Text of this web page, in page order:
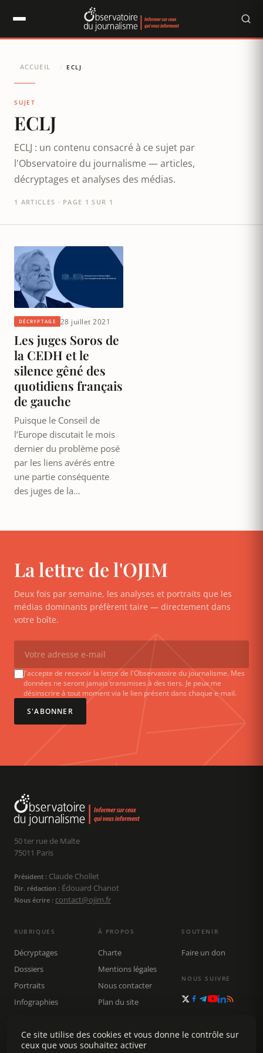
ACCUEIL / ECLJ
SUJET
ECLJ
ECLJ : un contenu consacré à ce sujet par
l'Observatoire du journalisme — articles,
décryptages et analyses des médias.
1 ARTICLES · PAGE 1 SUR 1
DÉCRYPTAGE 28 juillet 2021
Les juges Soros de
la CEDH et le
silence gêné des
quotidiens français
de gauche
Puisque le Conseil de
l’Europe discutait le mois
dernier du problème posé
par les liens avérés entre
une partie conséquente
des juges de la…
La lettre de l'OJIM
Deux fois par semaine, les analyses et portraits que les
médias dominants préfèrent taire — directement dans
votre boîte.
J'accepte de recevoir la lettre de l'Observatoire du journalisme. Mes
données ne seront jamais transmises à des tiers. Je peux me
désinscrire à tout moment via le lien présent dans chaque e-mail.
S'ABONNER
50 ter rue de Malte
75011 Paris
Président : Claude Chollet
Dir. rédaction : Édouard Chanot
Nous écrire : contact@ojim.fr
RUBRIQUES
Décryptages
Dossiers
Portraits
Infographies
Rechercher
À PROPOS
Charte
Mentions légales
Nous contacter
Plan du site
SOUTENIR
Faire un don
NOUS SUIVRE
Panneau de gestion des cookies
Ce site utilise des cookies et vous donne le contrôle sur
ceux que vous souhaitez activer